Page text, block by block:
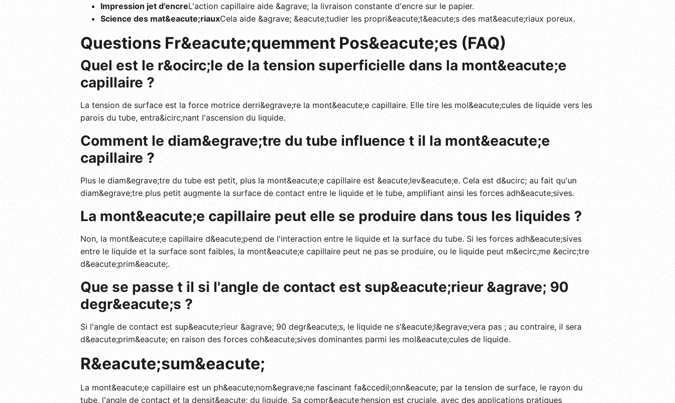
Impression jet d'encreL'action capillaire aide &agrave; la livraison constante d'encre sur le papier.
Science des mat&eacute;riauxCela aide &agrave; &eacute;tudier les propri&eacute;t&eacute;s des mat&eacute;riaux poreux.
Questions Fr&eacute;quemment Pos&eacute;es (FAQ)
Quel est le r&ocirc;le de la tension superficielle dans la mont&eacute;e
capillaire ?
La tension de surface est la force motrice derri&egrave;re la mont&eacute;e capillaire. Elle tire les mol&eacute;cules de liquide vers les
parois du tube, entra&icirc;nant l'ascension du liquide.
Comment le diam&egrave;tre du tube influence t il la mont&eacute;e
capillaire ?
Plus le diam&egrave;tre du tube est petit, plus la mont&eacute;e capillaire est &eacute;lev&eacute;e. Cela est d&ucirc; au fait qu'un
diam&egrave;tre plus petit augmente la surface de contact entre le liquide et le tube, amplifiant ainsi les forces adh&eacute;sives.
La mont&eacute;e capillaire peut elle se produire dans tous les liquides ?
Non, la mont&eacute;e capillaire d&eacute;pend de l'interaction entre le liquide et la surface du tube. Si les forces adh&eacute;sives
entre le liquide et la surface sont faibles, la mont&eacute;e capillaire peut ne pas se produire, ou le liquide peut m&ecirc;me &ecirc;tre
d&eacute;prim&eacute;.
Que se passe t il si l'angle de contact est sup&eacute;rieur &agrave; 90
degr&eacute;s ?
Si l'angle de contact est sup&eacute;rieur &agrave; 90 degr&eacute;s, le liquide ne s'&eacute;l&egrave;vera pas ; au contraire, il sera
d&eacute;prim&eacute; en raison des forces coh&eacute;sives dominantes parmi les mol&eacute;cules de liquide.
R&eacute;sum&eacute;
La mont&eacute;e capillaire est un ph&eacute;nom&egrave;ne fascinant fa&ccedil;onn&eacute; par la tension de surface, le rayon du
tube, l'angle de contact et la densit&eacute; du liquide. Sa compr&eacute;hension est cruciale, avec des applications pratiques